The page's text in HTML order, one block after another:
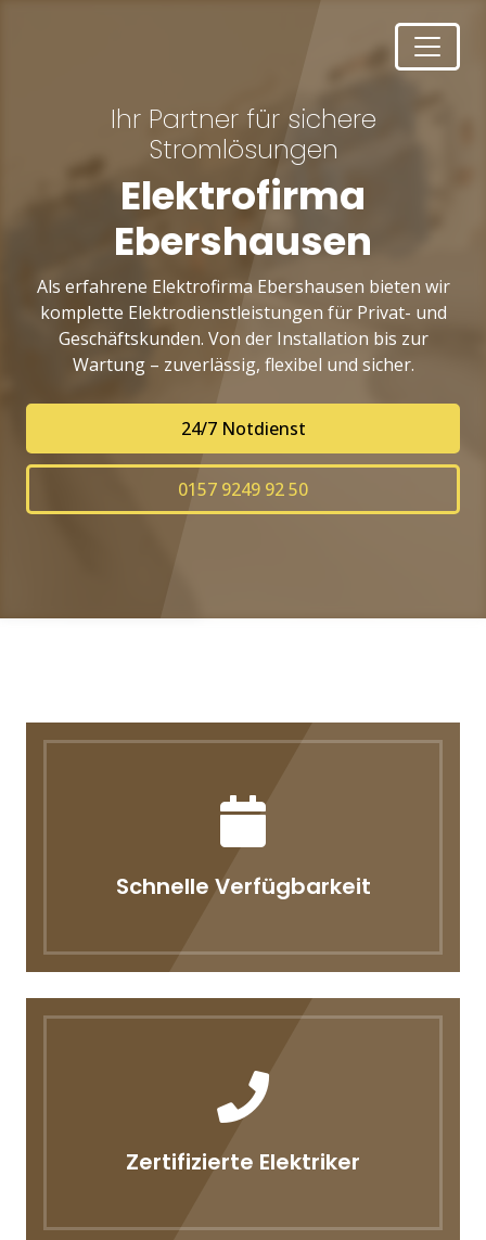
Ihr Partner für sichere
Stromlösungen
Elektrofirma
Ebershausen
Als erfahrene Elektrofirma Ebershausen bieten wir
komplette Elektrodienstleistungen für Privat- und
Geschäftskunden. Von der Installation bis zur
Wartung – zuverlässig, flexibel und sicher.
24/7 Notdienst
0157 9249 92 50
Schnelle Verfügbarkeit
Zertifizierte Elektriker